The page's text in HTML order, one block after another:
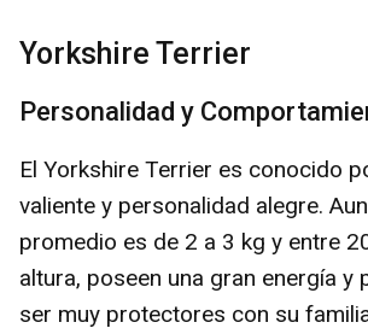
Yorkshire Terrier
Personalidad y
El Yorkshire Terrier es conocido
valiente y personalidad alegre.
promedio es de 2 a 3 kg y entre
altura, poseen una gran energía y
ser muy protectores con su